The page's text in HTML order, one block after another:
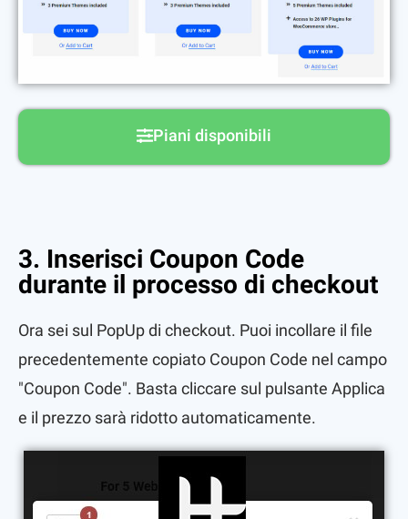
Piani disponibili
3. Inserisci Coupon Code
durante il processo di checkout
Ora sei sul PopUp di checkout. Puoi incollare il file
precedentemente copiato Coupon Code nel campo
"Coupon Code". Basta cliccare sul pulsante Applica
e il prezzo sarà ridotto automaticamente.